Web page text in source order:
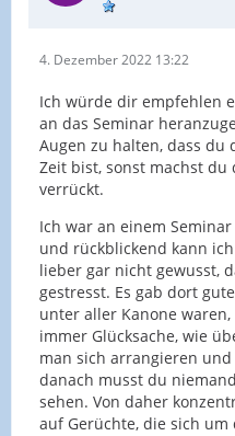
4. Dezember 2022 13:22
Ich würde dir empfehlen
an das Seminar
Augen zu halten, dass
Zeit bist, sonst machst
verrückt.
Ich war an einem
und rückblickend kann
lieber gar nicht gewusst,
gestresst. Es gab dort
unter aller Kanone
immer Glücksache, wie
man sich arrangieren
danach musst du
sehen. Von daher
auf Gerüchte, die sich um